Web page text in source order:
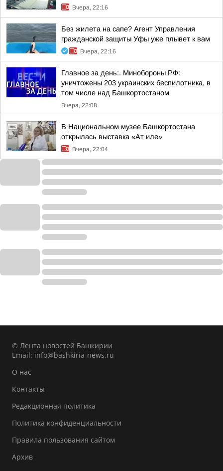
Вчера, 22:16
Без жилета на сапе? Агент Управления
гражданской защиты Уфы уже плывет к вам
Вчера, 22:16
Главное за день:. Минобороны РФ:
уничтожены 203 украинских беспилотника, в
том числе над Башкортостаном
Вчера, 22:08
В Национальном музее Башкортостана
открылась выставка «Ат иле»
Вчера, 22:04
© Лента новостей Башкирии
Email: info@bashkiria-news.ru
О нас
Контакты
Редакционная политика
Политика конфиденциальности
Правила пользования сайтом
Архив